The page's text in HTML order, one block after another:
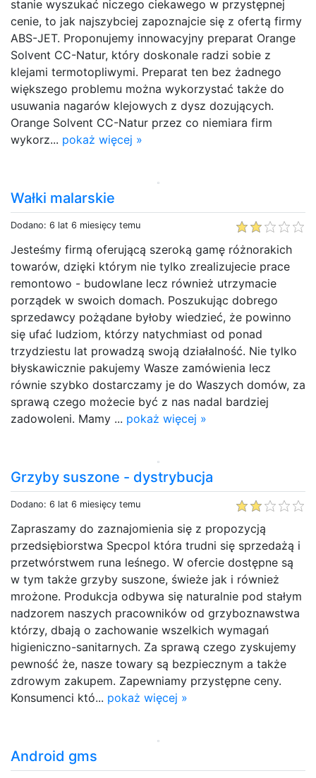
stanie wyszukać niczego ciekawego w przystępnej
cenie, to jak najszybciej zapoznajcie się z ofertą firmy
ABS-JET. Proponujemy innowacyjny preparat Orange
Solvent CC-Natur, który doskonale radzi sobie z
klejami termotopliwymi. Preparat ten bez żadnego
większego problemu można wykorzystać także do
usuwania nagarów klejowych z dysz dozujących.
Orange Solvent CC-Natur przez co niemiara firm
wykorz... pokaż więcej »
Wałki malarskie
Dodano: 6 lat 6 miesięcy temu
Jesteśmy firmą oferującą szeroką gamę różnorakich
towarów, dzięki którym nie tylko zrealizujecie prace
remontowo - budowlane lecz również utrzymacie
porządek w swoich domach. Poszukując dobrego
sprzedawcy pożądane byłoby wiedzieć, że powinno
się ufać ludziom, którzy natychmiast od ponad
trzydziestu lat prowadzą swoją działalność. Nie tylko
błyskawicznie pakujemy Wasze zamówienia lecz
równie szybko dostarczamy je do Waszych domów, za
sprawą czego możecie być z nas nadal bardziej
zadowoleni. Mamy ... pokaż więcej »
Grzyby suszone - dystrybucja
Dodano: 6 lat 6 miesięcy temu
Zapraszamy do zaznajomienia się z propozycją
przedsiębiorstwa Specpol która trudni się sprzedażą i
przetwórstwem runa leśnego. W ofercie dostępne są
w tym także grzyby suszone, świeże jak i również
mrożone. Produkcja odbywa się naturalnie pod stałym
nadzorem naszych pracowników od grzyboznawstwa
którzy, dbają o zachowanie wszelkich wymagań
higieniczno-sanitarnych. Za sprawą czego zyskujemy
pewność że, nasze towary są bezpiecznym a także
zdrowym zakupem. Zapewniamy przystępne ceny.
Konsumenci któ... pokaż więcej »
Android gms